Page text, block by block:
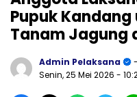
Pupuk
Tanam Jagung
Admin Pelaksana
Senin, 25 Mei 2026 -